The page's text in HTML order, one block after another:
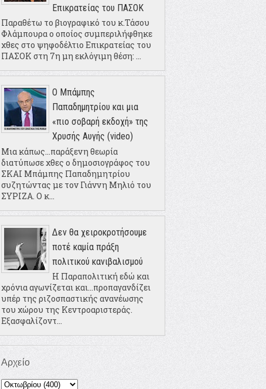
Επικρατείας του ΠΑΣΟΚ
Παραθέτω το βιογραφικό του κ.Τάσου
Φλάμπουρα ο οποίος συμπεριλήφθηκε
χθες στο ψηφοδέλτιο Επικρατείας του
ΠΑΣΟΚ στη 7η μη εκλόγιμη θέση: ...
Ο Μπάμπης
Παπαδημητρίου και μια
«πιο σοβαρή εκδοχή» της
Χρυσής Αυγής (video)
Μια κάπως...παράξενη θεωρία
διατύπωσε χθες ο δημοσιογράφος του
ΣΚΑΙ Μπάμπης Παπαδημητρίου
συζητώντας με τον Γιάννη Μηλιό του
ΣΥΡΙΖΑ. Ο κ...
Δεν θα χειροκροτήσουμε
ποτέ καμία πράξη
πολιτικού κανιβαλισμού
Η Παραπολιτική εδώ και
χρόνια αγωνίζεται και...προπαγανδίζει
υπέρ της ριζοσπαστικής ανανέωσης
του χώρου της Κεντροαριστεράς.
Εξασφαλίζοντ...
Αρχείο